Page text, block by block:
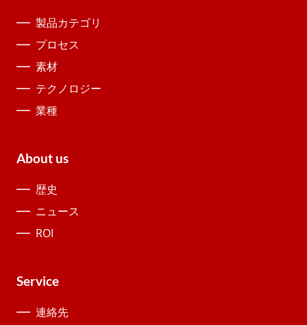
製品カテゴリ
プロセス
素材
テクノロジー
業種
About us
歴史
ニュース
ROI
Service
連絡先